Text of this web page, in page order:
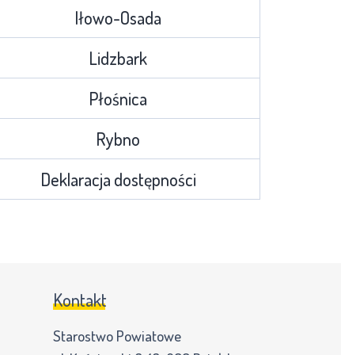
Iłowo-Osada
Lidzbark
Płośnica
Rybno
Deklaracja dostępności
Kontakt
Starostwo Powiatowe